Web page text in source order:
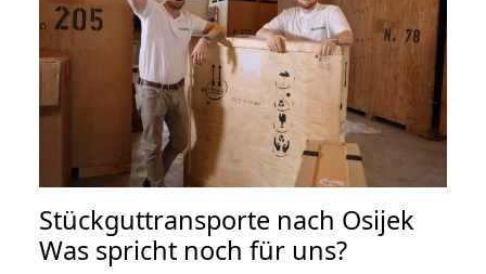
Stückguttransporte nach Osijek
Was spricht noch für uns?